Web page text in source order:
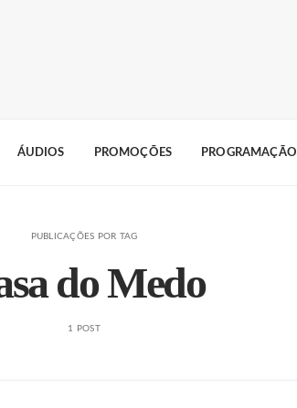
ÁUDIOS PROMOÇÕES PROGRAMAÇÃO
PUBLICAÇÕES POR TAG
do Medo
1 POST